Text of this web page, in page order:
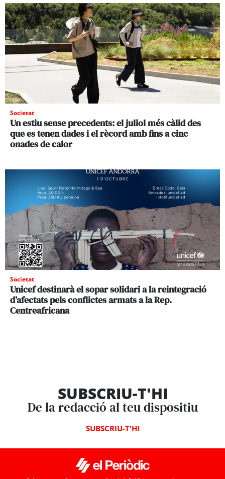
Societat
Un estiu sense precedents: el juliol més càlid des
que es tenen dades i el rècord amb fins a cinc
onades de calor
Societat
Unicef destinarà el sopar solidari a la reintegració
d’afectats pels conflictes armats a la Rep.
Centreafricana
SUBSCRIU-T'HI
De la redacció al teu dispositiu
SUBSCRIU-T'HI